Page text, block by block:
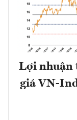
Lợi nhuận
giá VN-